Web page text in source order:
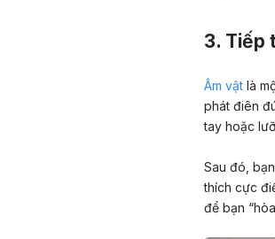
3. Tiếp
Âm vật là
phát điên
tay hoặc
Sau đó,
thích cực
để bạn